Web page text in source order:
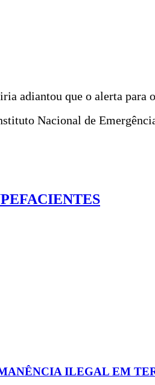
adiantou que o alerta para
Nacional de
ILEGAL EM